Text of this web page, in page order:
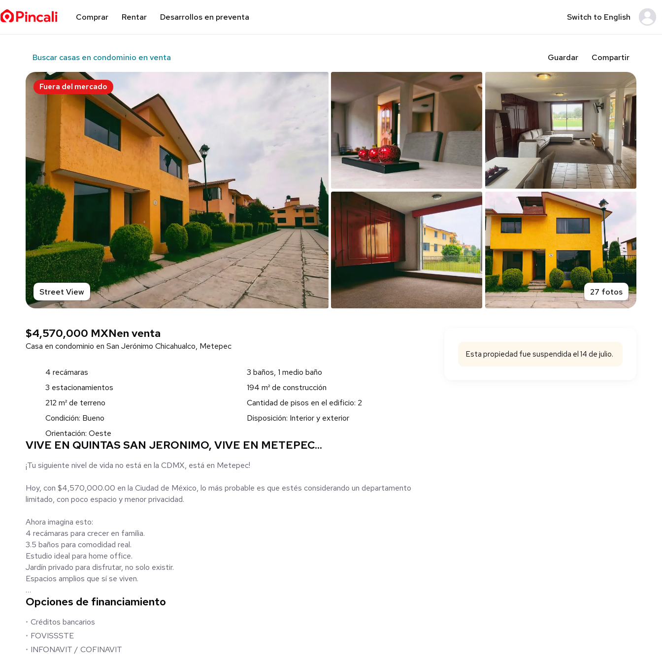
Comprar Rentar Desarrollos en preventa Switch to English
Buscar casas en condominio en venta Guardar Compartir
Fuera del mercado
Street View 27 fotos
$4,570,000 MXNen venta
Casa en condominio en San Jerónimo Chicahualco, Metepec
4 recámaras
3 baños, 1 medio baño
3 estacionamientos
194 m² de construcción
212 m² de terreno
Cantidad de pisos en el edificio: 2
Condición: Bueno
Disposición: Interior y exterior
Orientación: Oeste
VIVE EN QUINTAS SAN JERONIMO, VIVE EN METEPEC...
¡Tu siguiente nivel de vida no está en la CDMX, está en Metepec!
Hoy, con $4,570,000.00 en la Ciudad de México, lo más probable es que estés considerando un departamento
limitado, con poco espacio y menor privacidad.
Ahora imagina esto:
4 recámaras para crecer en familia.
3.5 baños para comodidad real.
Estudio ideal para home office.
Jardín privado para disfrutar, no solo existir.
Espacios amplios que sí se viven.
Quintas San Jerónimo, Metepec...
Una de las zonas con mayor crecimiento, conectividad y calidad de vida en el Valle de Toluca.
A unos pasos del Tren Interurbano.
Opciones de financiamiento
Créditos bancarios
FOVISSSTE
INFONAVIT / COFINAVIT
Esta propiedad fue suspendida el 14 de julio.